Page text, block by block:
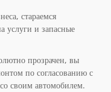
стараемся
услуги и запасные
прозрачен, вы
по согласованию с
своим автомобилем.